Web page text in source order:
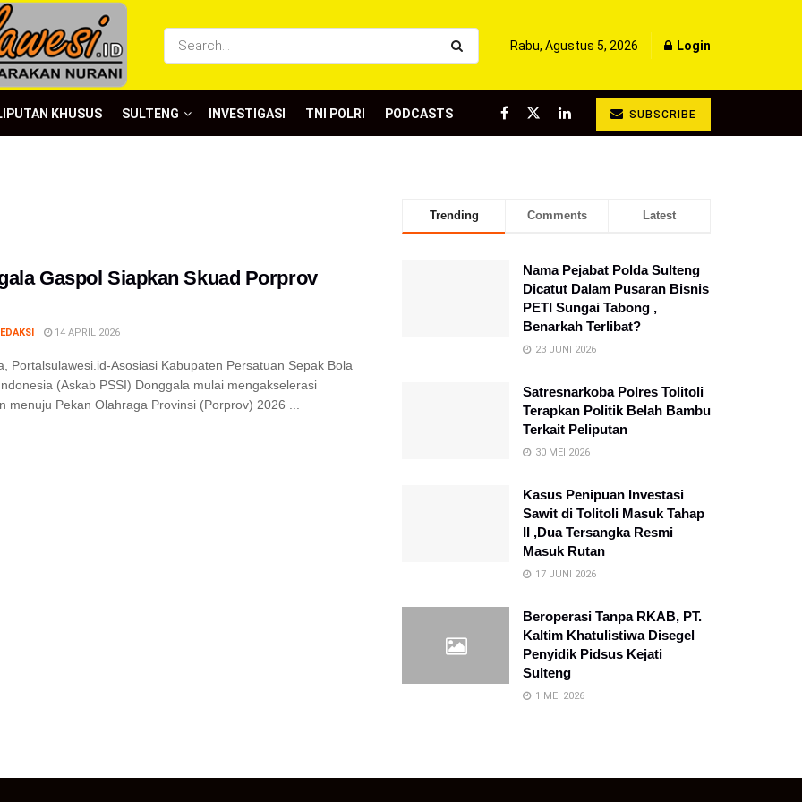
Rabu, Agustus 5, 2026 Login
KHUSUS SULTENG INVESTIGASI TNI POLRI PODCASTS SUBSCRIBE
Gaspol Siapkan Skuad Porprov
14 APRIL 2026
Portalsulawesi.id-Asosiasi Kabupaten Persatuan Sepak Bola
(Askab PSSI) Donggala mulai mengakselerasi
menuju Pekan Olahraga Provinsi (Porprov) 2026 ...
Trending Comments Latest
Nama Pejabat Polda Sulteng
Dicatut Dalam Pusaran Bisnis
PETI Sungai Tabong ,
Benarkah Terlibat?
23 JUNI 2026
Satresnarkoba Polres Tolitoli
Terapkan Politik Belah Bambu
Terkait Peliputan
30 MEI 2026
Kasus Penipuan Investasi
Sawit di Tolitoli Masuk Tahap
II ,Dua Tersangka Resmi
Masuk Rutan
17 JUNI 2026
Beroperasi Tanpa RKAB, PT.
Kaltim Khatulistiwa Disegel
Penyidik Pidsus Kejati
Sulteng
1 MEI 2026